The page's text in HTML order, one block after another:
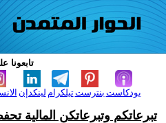
تابعونا
لينكدإن تيلكرامبنترست بودكاست
تبرعاتكم وتبرعاتكن المالية